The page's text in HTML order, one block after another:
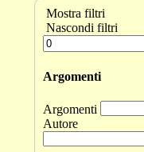
Mostra filtri
Nascondi filtri
Argomenti
Argomenti
Autore